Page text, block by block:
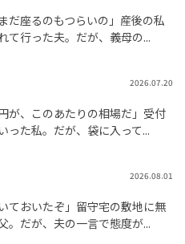
だ座るのもつらいの」産後の私
て行った夫。だが、義母の...
2026.07.20
が、このあたりの相場だ」受付
った私。だが、袋に入って...
2026.08.01
ておいたぞ」留守宅の敷地に無
。だが、夫の一言で態度が...